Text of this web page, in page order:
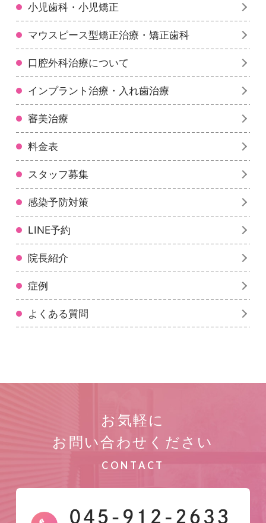
小児歯科・小児矯正
マウスピース型矯正治療・矯正歯科
口腔外科治療について
インプラント治療・入れ歯治療
審美治療
料金表
スタッフ募集
感染予防対策
LINE予約
院長紹介
症例
よくある質問
お気軽に
お問い合わせください
CONTACT